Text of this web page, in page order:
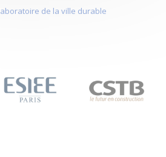
de la ville durable